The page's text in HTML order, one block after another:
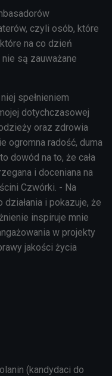
czyli osób, które
na co dzień
są zauważane
spełnieniem
dotychczasowej
oraz zdrowia
ogromna radość, duma
dowód na to, że cała
i doceniana na
Czwórki. - Na
i pokazuje, że
inspiruje mnie
w projekty
jakości życia
(kandydaci do